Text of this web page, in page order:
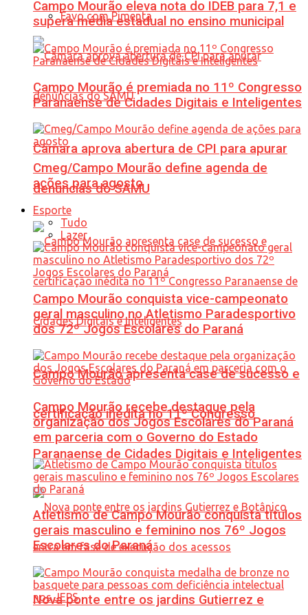
Favo com Pimenta
Câmara aprova abertura de CPI para apurar
denúncias do SAMU
Campo Mourão apresenta case de sucesso e
certificação inédita no 11º Congresso
Paranaense de Cidades Digitais e Inteligentes
Nova ponte entre os jardins Gutierrez e
Campo Mourão eleva nota do IDEB para 7,1 e
supera média estadual no ensino municipal
Campo Mourão é premiada no 11º Congresso
Paranaense de Cidades Digitais e Inteligentes
Cmeg/Campo Mourão define agenda de
ações para agosto
Esporte
Tudo
Lazer
Campo Mourão conquista vice-campeonato
geral masculino no Atletismo Paradesportivo
dos 72º Jogos Escolares do Paraná
Campo Mourão recebe destaque pela
organização dos Jogos Escolares do Paraná
em parceria com o Governo do Estado
Atletismo de Campo Mourão conquista títulos
gerais masculino e feminino nos 76º Jogos
Escolares do Paraná